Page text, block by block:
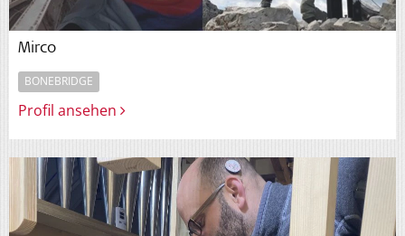
Mirco
BONEBRIDGE
Profil ansehen